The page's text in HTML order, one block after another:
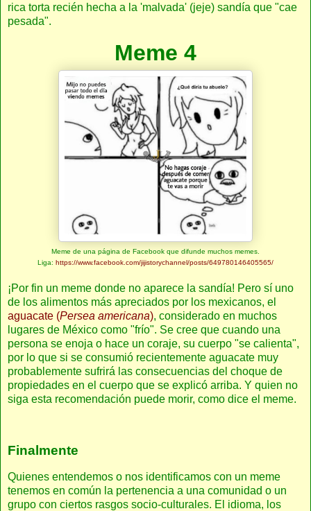
rica torta recién hecha a la 'malvada' (jeje) sandía que "cae
pesada".
Meme 4
Meme de una página de Facebook que difunde muchos memes.
Liga: https://www.facebook.com/jijistorychannel/posts/649780146405565/
¡Por fin un meme donde no aparece la sandía! Pero sí uno
de los alimentos más apreciados por los mexicanos, el
aguacate (Persea americana), considerado en muchos
lugares de México como "frío". Se cree que cuando una
persona se enoja o hace un coraje, su cuerpo "se calienta",
por lo que si se consumió recientemente aguacate muy
probablemente sufrirá las consecuencias del choque de
propiedades en el cuerpo que se explicó arriba. Y quien no
siga esta recomendación puede morir, como dice el meme.
Finalmente
Quienes entendemos o nos identificamos con un meme
tenemos en común la pertenencia a una comunidad o un
grupo con ciertos rasgos socio-culturales. El idioma, los